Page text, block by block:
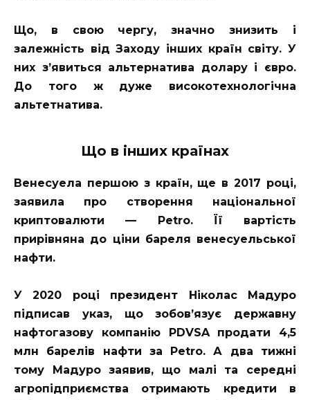
Що, в свою чергу, значно знизить і
залежність від Заходу інших країн світу. У
них з’явиться альтернатива долару і євро.
До того ж дуже високотехнологічна
альтетнатива.
Що в інших країнах
Венесуела першою з країн, ще в 2017 році,
заявила про створення національної
криптовалюти — Petro. Її вартість
прирівняна до ціни бареля венесуельської
нафти.
У 2020 році президент Ніколас Мадуро
підписав указ, що зобов’язує державну
нафтогазову компанію PDVSA продати 4,5
млн барелів нафти за Petro. А два тижні
тому Мадуро заявив, що малі та середні
агропідприємства отримають кредити в